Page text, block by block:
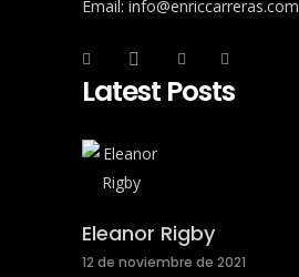
Email: info@enriccarreras.com
Latest Posts
Eleanor Rigby
12 de noviembre de 2021